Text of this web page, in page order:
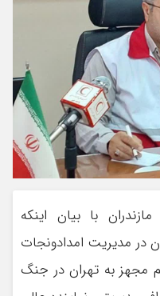
با بیان اینکه
در مدیریت امدادونجات
و همچنین اعزام 23 تیم مجهز به تهران در جنگ